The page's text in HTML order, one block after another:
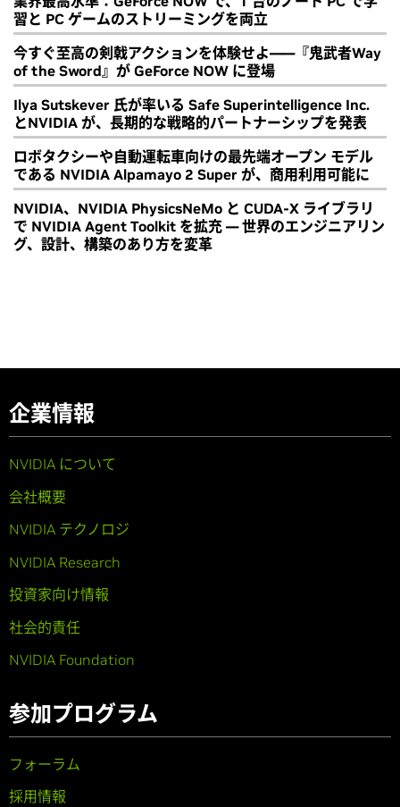
習と PC ゲームのストリーミングを両立
今すぐ至高の剣戟アクションを体験せよ――『鬼武者Way
of the Sword』が GeForce NOW に登場
Ilya Sutskever 氏が率いる Safe Superintelligence Inc.
とNVIDIA が、長期的な戦略的パートナーシップを発表
ロボタクシーや自動運転車向けの最先端オープン モデル
である NVIDIA Alpamayo 2 Super が、商用利用可能に
NVIDIA、NVIDIA PhysicsNeMo と CUDA-X ライブラリ
で NVIDIA Agent Toolkit を拡充 ― 世界のエンジニアリン
グ、設計、構築のあり方を変革
企業情報
NVIDIA について
会社概要
NVIDIA テクノロジ
NVIDIA Research
投資家向け情報
社会的責任
NVIDIA Foundation
参加プログラム
フォーラム
採用情報